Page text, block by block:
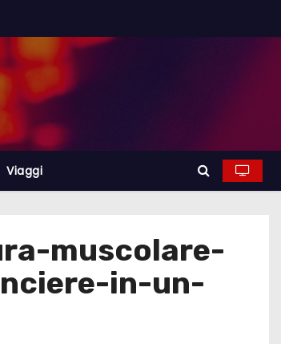
Viaggi
muscolare-
in-un-